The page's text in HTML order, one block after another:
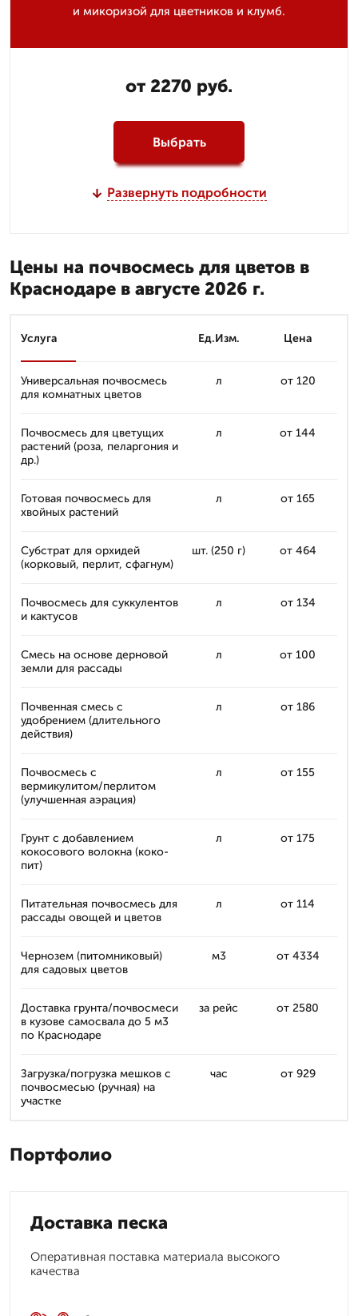
и микоризой для цветников и клумб.
от 2270 руб.
Выбрать
Развернуть подробности
Цены на почвосмесь для цветов в
Краснодаре в августе 2026 г.
Услуга Ед.Изм. Цена
Универсальная почвосмесь
для комнатных цветов
л от 120
Почвосмесь для цветущих
растений (роза, пеларгония и
др.)
л от 144
Готовая почвосмесь для
хвойных растений
л от 165
Субстрат для орхидей
(корковый, перлит, сфагнум)
шт. (250 г) от 464
Почвосмесь для суккулентов
и кактусов
л от 134
Смесь на основе дерновой
земли для рассады
л от 100
Почвенная смесь с
удобрением (длительного
действия)
л от 186
Почвосмесь с
вермикулитом/перлитом
(улучшенная аэрация)
л от 155
Грунт с добавлением
кокосового волокна (коко-
пит)
л от 175
Питательная почвосмесь для
рассады овощей и цветов
л от 114
Чернозем (питомниковый)
для садовых цветов
м3 от 4334
Доставка грунта/почвосмеси
в кузове самосвала до 5 м3
по Краснодаре
за рейс от 2580
Загрузка/погрузка мешков с
почвосмесью (ручная) на
участке
час от 929
Портфолио
Доставка песка
Оперативная поставка материала высокого
качества